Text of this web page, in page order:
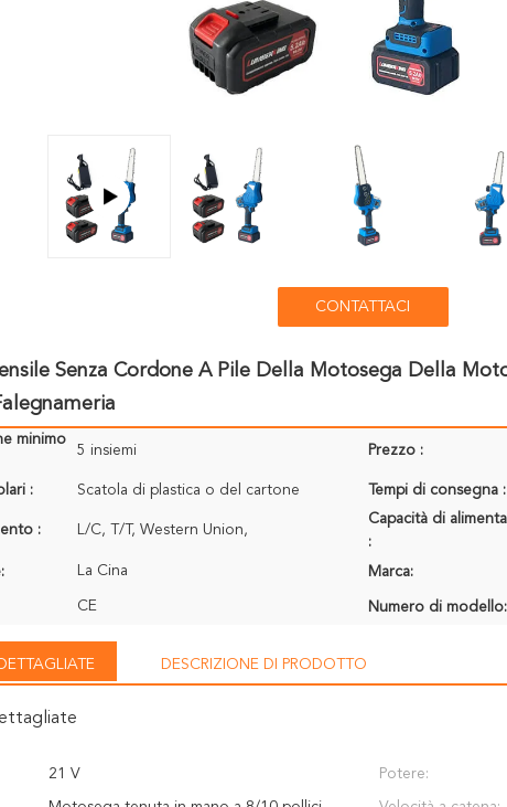
CONTATTACI
Senza Cordone A Pile Della Motosega Della
minimo
5 insiemi Prezzo :
: Scatola di plastica o del cartone Tempi di consegna :
: L/C, T/T, Western Union,
Capacità di
:
La Cina Marca:
CE Numero di modello:
DESCRIZIONE DI PRODOTTO
21 V Potere: